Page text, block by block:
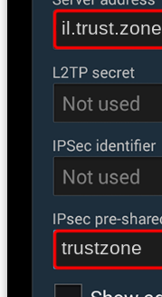
il.trust.zone
trustzone